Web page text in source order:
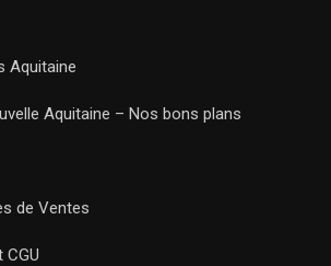
Aquitaine
Aquitaine – Nos bons plans
de Ventes